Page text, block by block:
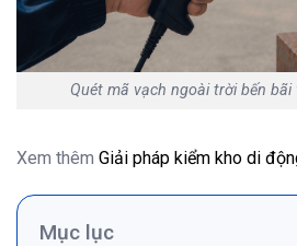
Quét mã vạch ngoài trời bến
Xem thêm Giải pháp kiểm kho di
Mục lục